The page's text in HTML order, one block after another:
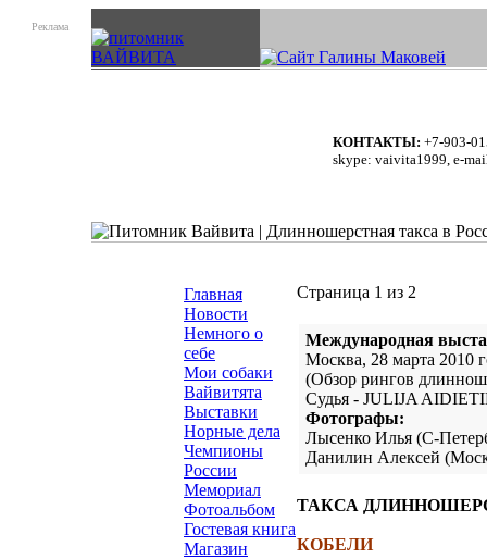
Реклама
КОНТАКТЫ: +7-903-
skype: vaivita1999, e-
Главная
Новости
Немного о
себе
Мои собаки
Вайвитята
Выставки
Норные дела
Чемпионы
России
Мемориал
Фотоальбом
Гостевая книга
Магазин
Страница 1 из 2
Международная
Москва, 28 марта 2010
(Обзор рингов
Судья - JULIJA
Фотографы:
Лысенко Илья (С-
Данилин Алексей
ТАКСА
КОБЕЛИ